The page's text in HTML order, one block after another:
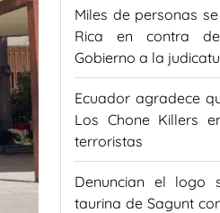
Miles de personas
Rica en contra
Gobierno a la
Ecuador agradece
Los Chone Killers
terroristas
Denuncian el logo
taurina de Sagunt